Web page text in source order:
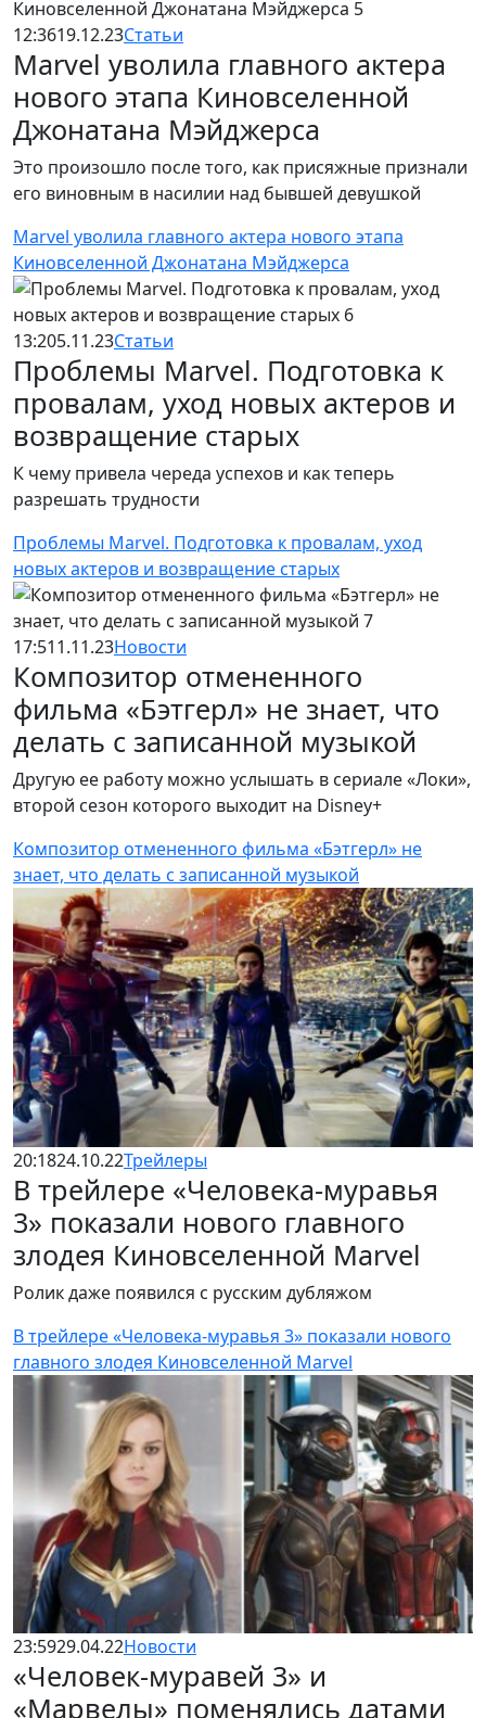
12:3619.12.23Статьи
Marvel уволила главного актера
нового этапа Киновселенной
Джонатана Мэйджерса
Это произошло после того, как присяжные признали
его виновным в насилии над бывшей девушкой
Marvel уволила главного актера нового этапа
Киновселенной Джонатана Мэйджерса
13:205.11.23Статьи
Проблемы Marvel. Подготовка к
провалам, уход новых актеров и
возвращение старых
К чему привела череда успехов и как теперь
разрешать трудности
Проблемы Marvel. Подготовка к провалам, уход
новых актеров и возвращение старых
17:511.11.23Новости
Композитор отмененного
фильма «Бэтгерл» не знает, что
делать с записанной музыкой
Другую ее работу можно услышать в сериале «Локи»,
второй сезон которого выходит на Disney+
Композитор отмененного фильма «Бэтгерл» не
знает, что делать с записанной музыкой
20:1824.10.22Трейлеры
В трейлере «Человека-муравья
3» показали нового главного
злодея Киновселенной Marvel
Ролик даже появился с русским дубляжом
В трейлере «Человека-муравья 3» показали нового
главного злодея Киновселенной Marvel
23:5929.04.22Новости
«Человек-муравей 3» и
«Марвелы» поменялись датами